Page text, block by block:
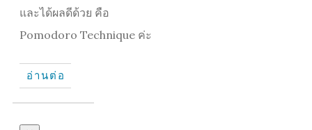
และได้ผลดีด้วย คือ
Pomodoro Technique ค่ะ
อ่านต่อ